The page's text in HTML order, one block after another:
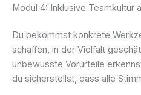
Modul 4: Inklusive Teamkultur
Du bekommst konkrete
schaffen, in der Vielfalt
unbewusste Vorurteile
du sicherstellst, dass alle